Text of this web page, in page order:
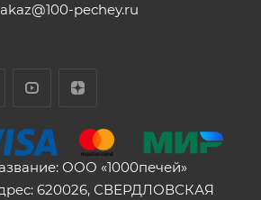
pechey.ru
ООО «1000печей»
620026, СВЕРДЛОВСКАЯ